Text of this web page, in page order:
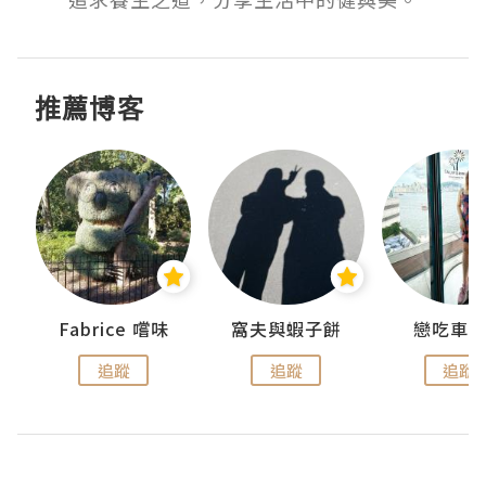
推薦博客
Fabrice 嚐味
追蹤
窩夫與蝦子餅
追蹤
戀吃車
追蹤